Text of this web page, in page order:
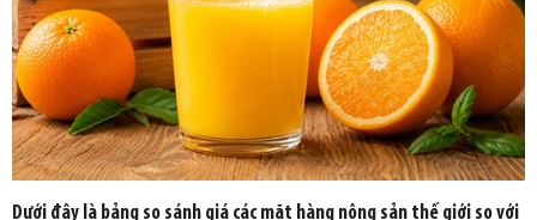
Dưới đây là bảng so sánh giá các mặt hàng nông sản thế giới so với